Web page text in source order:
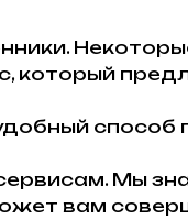
который
способ
Мы
вам